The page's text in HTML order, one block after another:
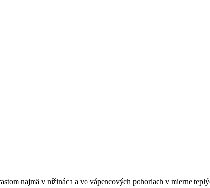
najmä v nížinách a vo vápencových pohoriach v mierne